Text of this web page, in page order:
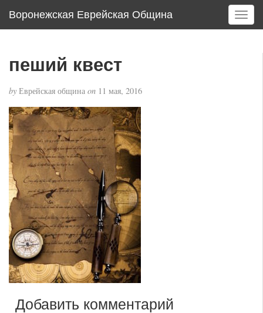
Воронежская Еврейская Община
T
o
пеший квест
by Еврейская община on 11 мая, 2016
Добавить комментарий